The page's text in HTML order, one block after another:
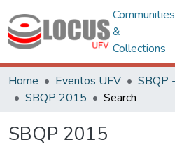
Communities
&
Collections
Home Eventos UFV
SBQP 2015
Search
SBQP 2015